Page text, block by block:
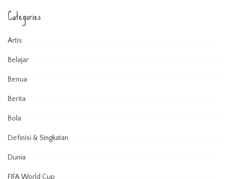
Categories
Artis
Belajar
Benua
Berita
Bola
Definisi & Singkatan
Dunia
FIFA World Cup